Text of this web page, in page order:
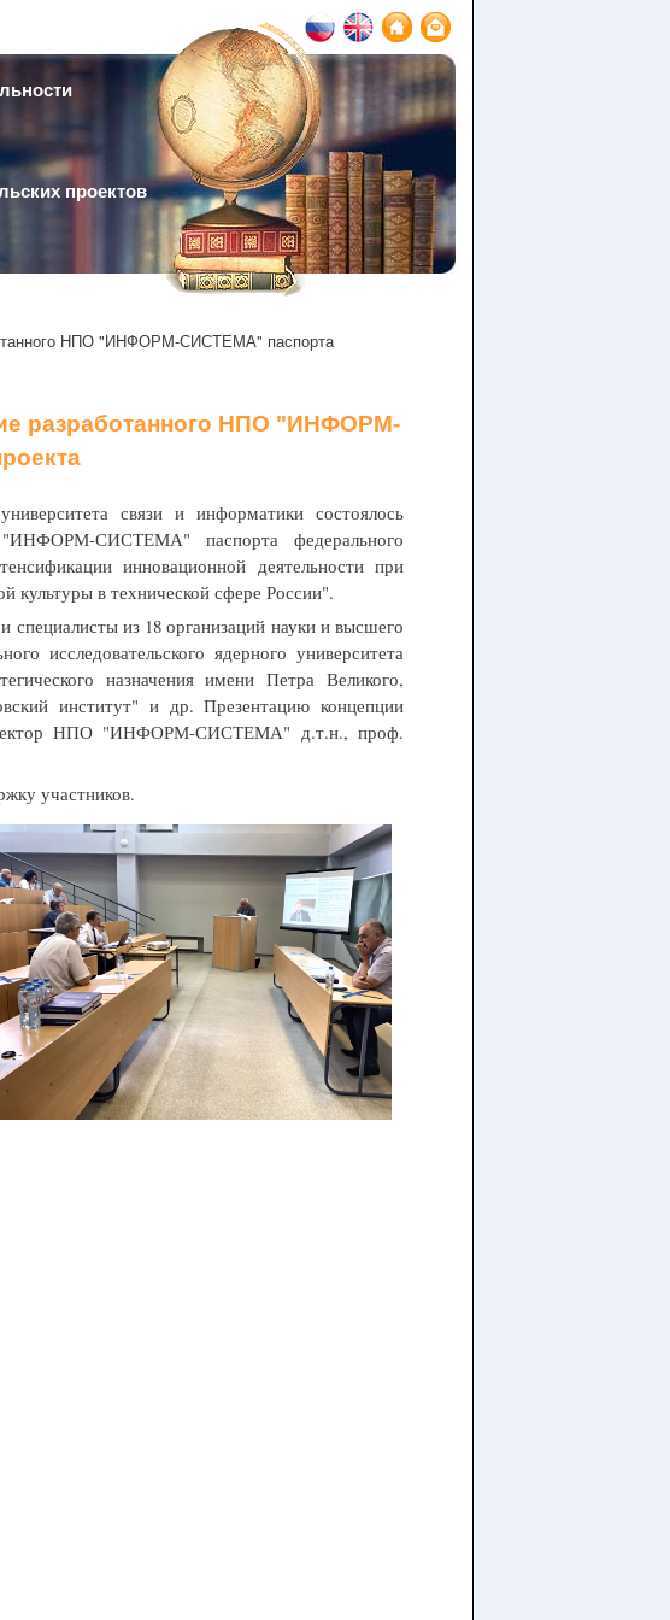
проектов
НПО "ИНФОРМ-СИСТЕМА" паспорта
разработанного НПО "ИНФОРМ-
связи и информатики состоялось
СИСТЕМА" паспорта федерального
инновационной деятельности при
культуры в технической сфере России".
из 18 организаций науки и высшего
исследовательского ядерного университета
назначения имени Петра Великого,
институт" и др. Презентацию концепции
НПО "ИНФОРМ-СИСТЕМА" д.т.н., проф.
участников.